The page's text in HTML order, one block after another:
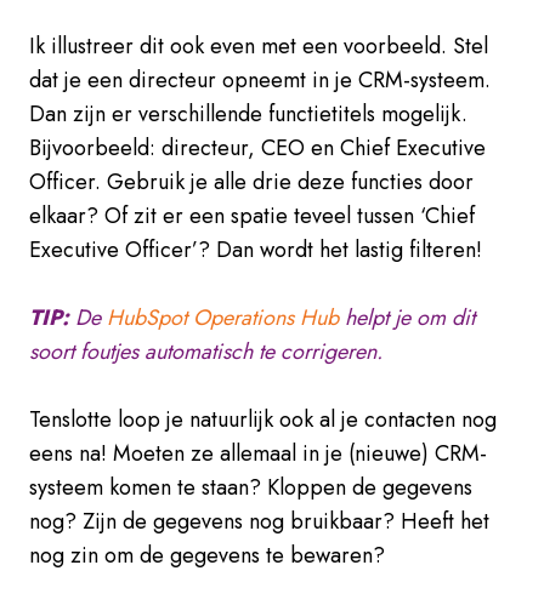
Ik illustreer dit ook even met een voorbeeld. Stel
dat je een directeur opneemt in je CRM-systeem.
Dan zijn er verschillende functietitels mogelijk.
Bijvoorbeeld: directeur, CEO en Chief Executive
Officer. Gebruik je alle drie deze functies door
elkaar? Of zit er een spatie teveel tussen ‘Chief
Executive Officer’? Dan wordt het lastig filteren!
TIP:DeHubSpot Operations Hubhelpt je om dit
soort foutjes automatisch te corrigeren.
Tenslotte loop je natuurlijk ook al je contacten nog
eens na! Moeten ze allemaal in je (nieuwe) CRM-
systeem komen te staan? Kloppen de gegevens
nog? Zijn de gegevens nog bruikbaar? Heeft het
nog zin om de gegevens te bewaren?